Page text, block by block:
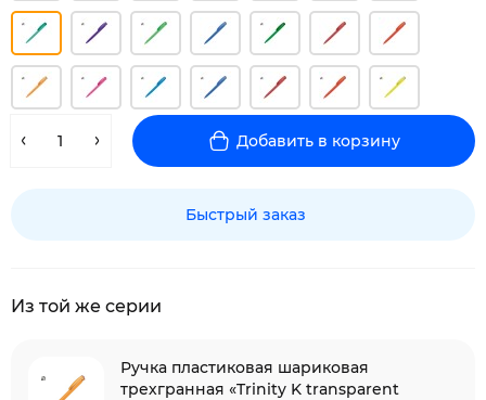
Добавить в корзину
Быстрый заказ
Из той же серии
Ручка пластиковая шариковая
трехгранная «Trinity K transparent